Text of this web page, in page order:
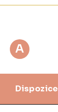
A
Dispozice